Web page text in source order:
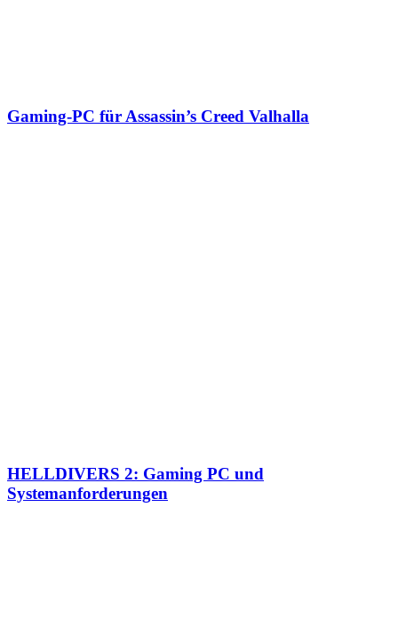
Gaming-PC für Assassin’s Creed Valhalla
HELLDIVERS 2: Gaming PC und
Systemanforderungen